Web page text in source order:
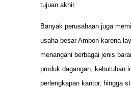
tujuan akhir.
Banyak perusahaan juga
usaha besar Ambon karena
menangani berbagai jenis
produk dagangan, kebutuhan
perlengkapan kantor, hingga